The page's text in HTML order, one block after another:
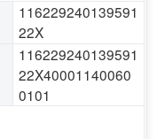
116229240139591
22X
116229240139591
22X40001140060
0101